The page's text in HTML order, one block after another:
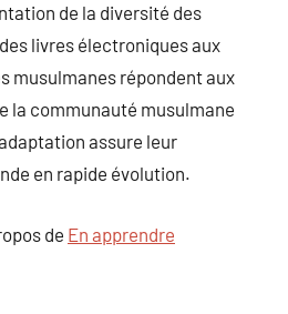
de la diversité des
livres électroniques aux
musulmanes répondent aux
la communauté musulmane
assure leur
en rapide évolution.
de En apprendre